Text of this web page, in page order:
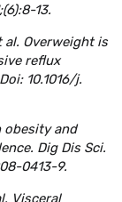
13.
al. Overweight is
reflux
10.1016/j.
obesity and
Dig Dis Sci.
0413-9.
Visceral